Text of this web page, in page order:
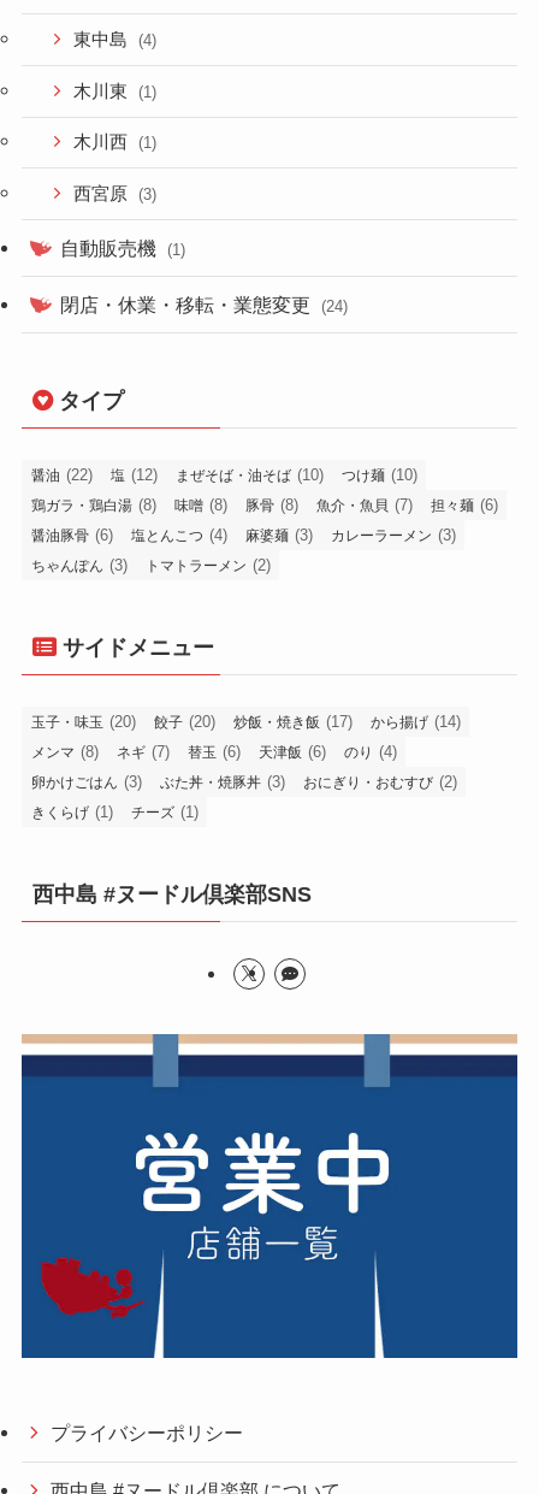
東中島 (4)
木川東 (1)
木川西 (1)
西宮原 (3)
自動販売機 (1)
閉店・休業・移転・業態変更 (24)
タイプ
醤油 (22) 塩 (12) まぜそば・油そば (10) つけ麺 (10)
鶏ガラ・鶏白湯 (8) 味噌 (8) 豚骨 (8) 魚介・魚貝 (7) 担々麺 (6)
醤油豚骨 (6) 塩とんこつ (4) 麻婆麺 (3) カレーラーメン (3)
ちゃんぽん (3) トマトラーメン (2)
サイドメニュー
玉子・味玉 (20) 餃子 (20) 炒飯・焼き飯 (17) から揚げ (14)
メンマ (8) ネギ (7) 替玉 (6) 天津飯 (6) のり (4)
卵かけごはん (3) ぶた丼・焼豚丼 (3) おにぎり・おむすび (2)
きくらげ (1) チーズ (1)
西中島 #ヌードル倶楽部SNS
プライバシーポリシー